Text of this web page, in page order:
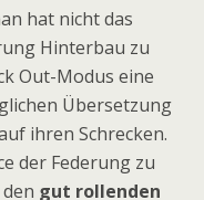
hat nicht das
Hinterbau zu
Out-Modus eine
Übersetzung
ihren Schrecken.
der Federung zu
gut rollenden